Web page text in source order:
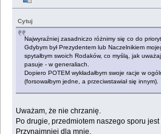
Cytuj
Najwyraźniej zasadniczo różnimy się co do
Gdybym był Prezydentem lub Naczelnikiem
spytałbym swoich Rodaków, co myślą, jak
pasuje - w generaliach.
Dopiero POTEM wykładałbym swoje racje w
(forsowałbym jedne, a przeciwstawiał się innym).
Uważam, że nie chrzanię.
Po drugie, przedmiotem naszego sporu
Przynajmniej dla mnie.